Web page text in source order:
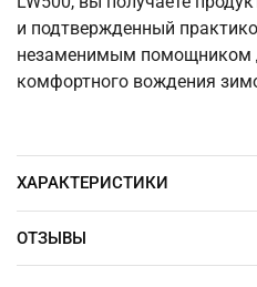
и подтвержденный
незаменимым помощником
комфортного вождения
ХАРАКТЕРИСТИКИ
ОТЗЫВЫ